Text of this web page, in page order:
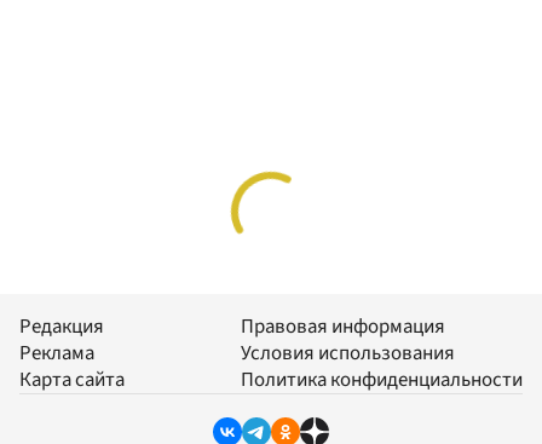
Редакция
Реклама
Карта сайта
Правовая информация
Условия использования
Политика конфиденциальности